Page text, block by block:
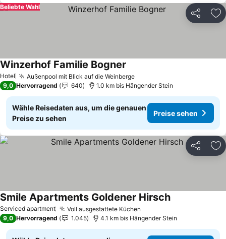
Teilen
Beliebte Wahl
Hotel Außenpool mit Blick auf die WeinbergePreise sehen
Winzerhof Familie Bogner
9,0 Hervorragend 640 1.0 km bis Hängender Stein
Wähle Reisedaten aus, um die genauen
Preise zu sehen
Preise sehen
Teilen
Serviced apartment Voll ausgestattete Küchen
Smile Apartments Goldener HirschPreise sehen
9,0 Hervorragend 1.045 4.1 km bis Hängender Stein